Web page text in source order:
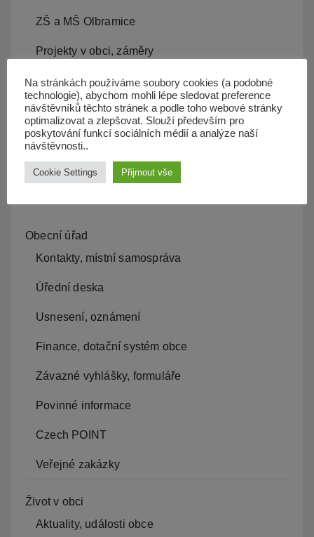
ZŠ a MŠ Olbramice
Projekty v obci, záměry
Kam s odpadem
Kanalizace
Územní plán
Občan server
Obecní úřad
Kontakty, místní samospráva
Úřední deska
Usnesení, oznámení
Finance, dotační systém obce
Závazné vyhlášky, formuláře
Povinné informace
Czech POINT
Veřejné zakázky
Život v obci
Aktuality, události obce
Na stránkách používáme soubory cookies (a podobné
technologie), abychom mohli lépe sledovat preference
návštěvníků těchto stránek a podle toho webové stránky
optimalizovat a zlepšovat. Slouží především pro
poskytování funkcí sociálních médií a analýze naší
návštěvnosti..
Cookie Settings Přijmout vše